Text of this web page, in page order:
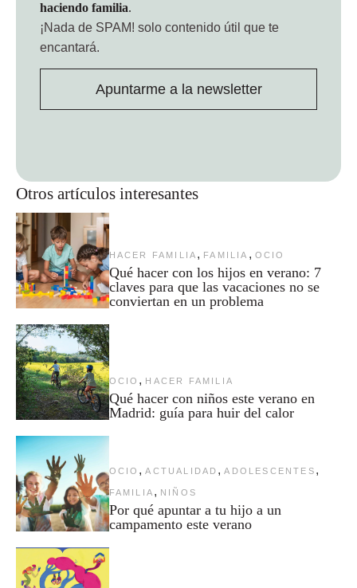
Otros artículos interesantes
HACER FAMILIA , FAMILIA , OCIO
Qué hacer con los hijos en verano: 7
claves para que las vacaciones no se
conviertan en un problema
OCIO , HACER FAMILIA
Qué hacer con niños este verano en
Madrid: guía para huir del calor
OCIO , ACTUALIDAD , ADOLESCENTES ,
FAMILIA , NIÑOS
Por qué apuntar a tu hijo a un
campamento este verano
haciendo familia.
¡Nada de SPAM! solo contenido útil que te
encantará.
Apuntarme a la newsletter